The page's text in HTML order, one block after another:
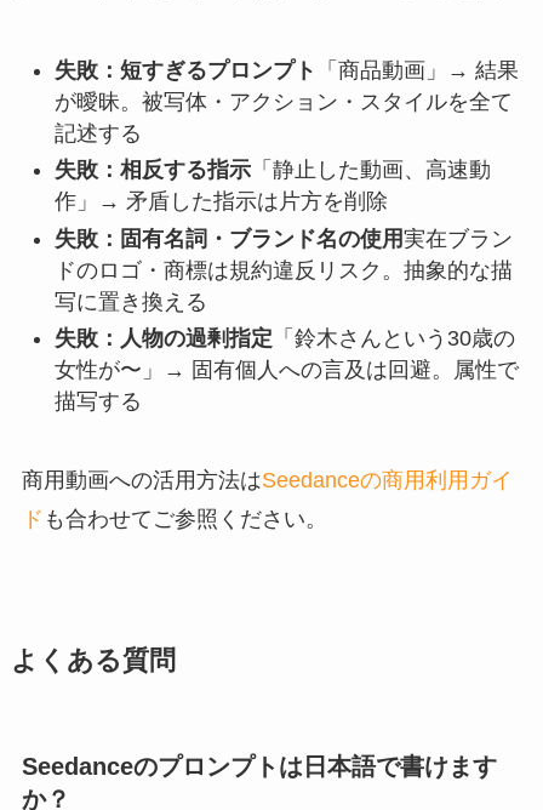
失敗：短すぎるプロンプト
「商品動画」→ 結果
が曖昧。被写体・アクション・スタイルを全て
記述する
失敗：相反する指示「静止した動画、高速動
作」→ 矛盾した指示は片方を削除
失敗：固有名詞・ブランド名の使用実在ブラン
ドのロゴ・商標は規約違反リスク。抽象的な描
写に置き換える
失敗：人物の過剰指定 「鈴木さんという30歳の
女性が〜」→ 固有個人への言及は回避。属性で
描写する
商用動画への活用方法はSeedanceの商用利用ガイ
ド も合わせてご参照ください。
よくある質問
Seedanceのプロンプトは日本語で書けます
か？